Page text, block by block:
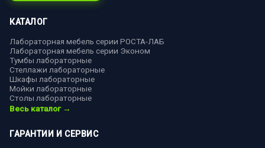
КАТАЛОГ
Лабораторная мебель серии РОСТА-ЛАБ
Лабораторная мебель серии Эконом
Тумбы лабораторные
Стеллажи лабораторные
Шкафы лабораторные
Мойки лабораторные
Столы лабораторные
Весь каталог →
ГАРАНТИИ И СЕРВИС